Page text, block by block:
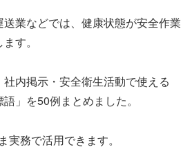
業などでは、健康状態が安全作業
す。
内掲示・安全衛生活動で使える
」を50例まとめました。
実務で活用できます。